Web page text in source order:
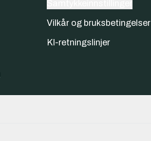
Vilkår og bruksbetingelser
KI-retningslinjer